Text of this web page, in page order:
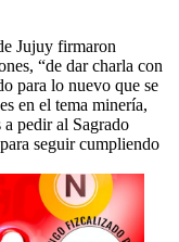
Jujuy firmaron
“de dar charla con
para lo nuevo que se
en el tema minería,
pedir al Sagrado
seguir cumpliendo